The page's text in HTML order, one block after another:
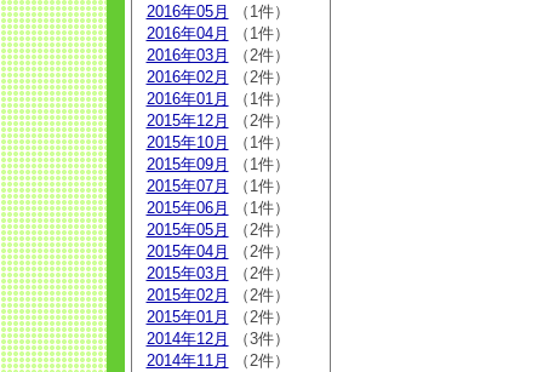
2016年05月
（1件）
2016年04月
（1件）
2016年03月
（2件）
2016年02月
（2件）
2016年01月
（1件）
2015年12月
（2件）
2015年10月
（1件）
2015年09月
（1件）
2015年07月
（1件）
2015年06月
（1件）
2015年05月
（2件）
2015年04月
（2件）
2015年03月
（2件）
2015年02月
（2件）
2015年01月
（2件）
2014年12月
（3件）
2014年11月
（2件）